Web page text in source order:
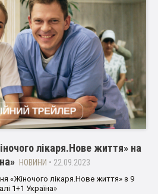
лікаря.Нове життя» на
НОВИНИ • 22.09.2023
«Жіночого лікаря.Нове життя» з 9
1+1 Україна»